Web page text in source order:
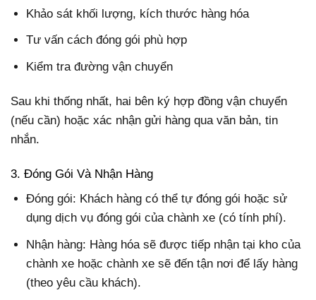
Khảo sát khối lượng, kích thước hàng hóa
Tư vấn cách đóng gói phù hợp
Kiểm tra đường vận chuyển
Sau khi thống nhất, hai bên ký hợp đồng vận chuyển
(nếu cần) hoặc xác nhận gửi hàng qua văn bản, tin
nhắn.
3. Đóng Gói Và Nhận Hàng
Đóng gói: Khách hàng có thể tự đóng gói hoặc sử
dụng dịch vụ đóng gói của chành xe (có tính phí).
Nhận hàng: Hàng hóa sẽ được tiếp nhận tại kho của
chành xe hoặc chành xe sẽ đến tận nơi để lấy hàng
(theo yêu cầu khách).